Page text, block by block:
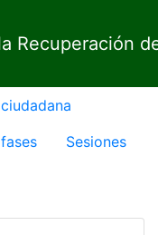
Recuperación
Sesiones